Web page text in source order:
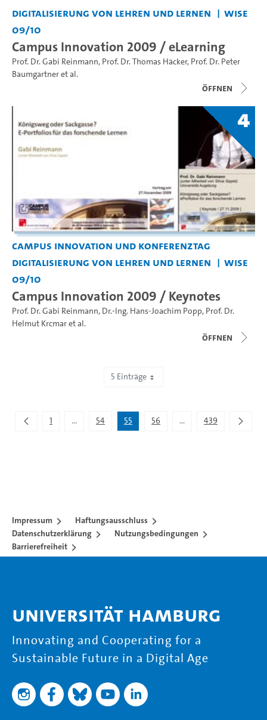
Digitalisierung von Lehren und Lernen
WiSe
09/10
Campus Innovation 2009 / eLearning
Prof. Dr. Gabi Reinmann, Prof. Dr. Thomas Häcker, Prof. Dr. Peter
Baumgartneret al.
Öffnen
4
Campus Innovation und Konferenztag
Digitalisierung von Lehren und Lernen
WiSe
09/10
Campus Innovation 2009 / Keynotes
Prof. Dr. Gabi Reinmann, Dr.-Ing. Hans-Joachim Popp, Prof. Dr.
Helmut Krcmaret al.
Öffnen
5 Einträge
1 ...Zwischenseiten Navigieren mit TAB-Taste.
54 55 56 ...Zwischenseiten
439
Impressum
Haftungsausschluss
Datenschutzerklärung
Nutzungsbedingungen
Barrierefreiheit
Universität Hamburg
Innovating and Cooperating for a
Sustainable Future in a Digital Age